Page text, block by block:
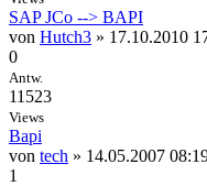
SAP JCo --> BAPI
von Hutch3 » 17.10.2010
0
Antw.
11523
Views
Bapi
von tech » 14.05.2007
1